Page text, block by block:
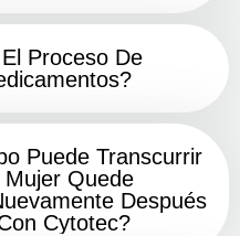
Proceso De
Puede Transcurrir
Quede
Después
Cytotec?